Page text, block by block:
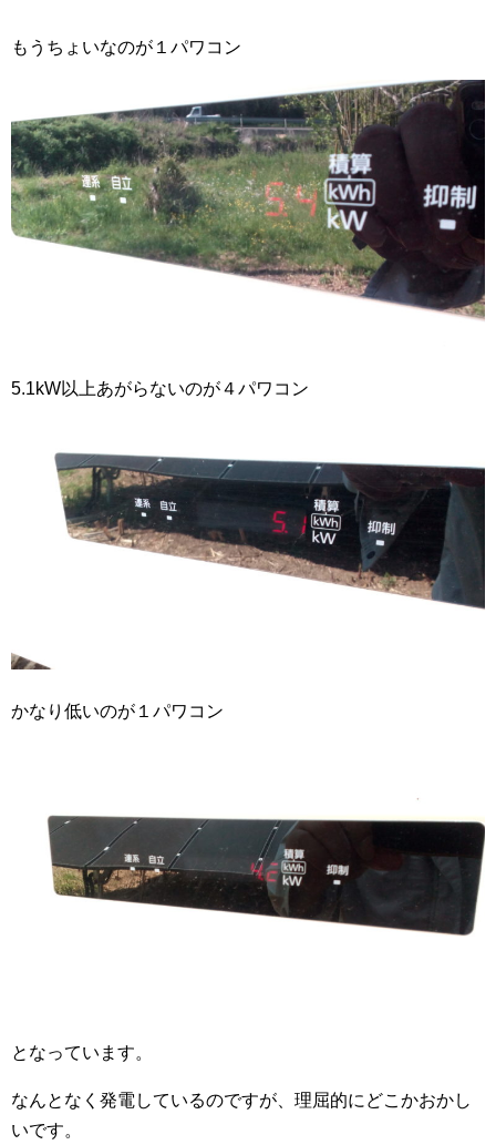
もうちょいなのが１パワコン
5.1kW以上あがらないのが４パワコン
かなり低いのが１パワコン
となっています。
なんとなく発電しているのですが、理屈的にどこかおかし
いです。